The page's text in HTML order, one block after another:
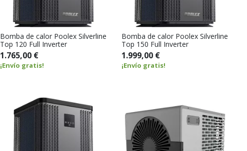
Bomba de calor Poolex Silverline
Top 120 Full Inverter
1.765,00 €
¡Envío gratis!
Bomba de calor Poolex Silverline
Top 150 Full Inverter
1.999,00 €
¡Envío gratis!